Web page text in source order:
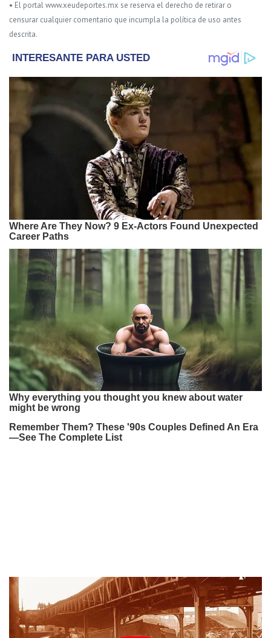
• El portal www.xeudeportes.mx se reserva el derecho de retirar o
censurar cualquier comentario que incumpla la política de uso antes
descrita.